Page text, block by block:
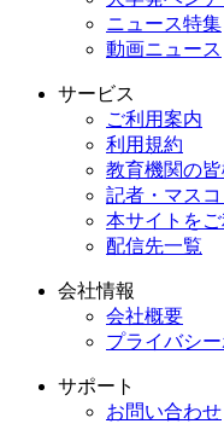
ニュース特集
動画ニュース
サービス
ご利用案内
利用規約
教育機関の
記者・マス
本サイトを
配信先一覧
会社情報
会社概要
プライバシ
サポート
お問い合わせ